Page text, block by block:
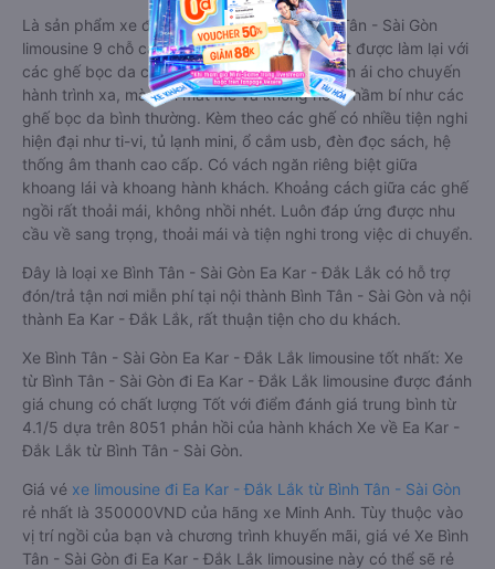
Là sản phẩm xe đi Ea Kar - Đắk Lắk từ Bình Tân - Sài Gòn
limousine 9 chỗ cải tiến từ xe 16 chỗ. Nội thất được làm lại với
các ghế bọc da chuẩn Châu Âu, không chỉ êm ái cho chuyến
hành trình xa, mà còn mát mẻ và không hề bị hầm bí như các
ghế bọc da bình thường. Kèm theo các ghế có nhiều tiện nghi
hiện đại như ti-vi, tủ lạnh mini, ổ cắm usb, đèn đọc sách, hệ
thống âm thanh cao cấp. Có vách ngăn riêng biệt giữa
khoang lái và khoang hành khách. Khoảng cách giữa các ghế
ngồi rất thoải mái, không nhồi nhét. Luôn đáp ứng được nhu
cầu về sang trọng, thoải mái và tiện nghi trong việc di chuyển.
Đây là loại xe Bình Tân - Sài Gòn Ea Kar - Đắk Lắk có hỗ trợ
đón/trả tận nơi miễn phí tại nội thành Bình Tân - Sài Gòn và nội
thành Ea Kar - Đắk Lắk, rất thuận tiện cho du khách.
Xe Bình Tân - Sài Gòn Ea Kar - Đắk Lắk limousine tốt nhất: Xe
từ Bình Tân - Sài Gòn đi Ea Kar - Đắk Lắk limousine được đánh
giá chung có chất lượng Tốt với điểm đánh giá trung bình từ
4.1/5 dựa trên 8051 phản hồi của hành khách Xe về Ea Kar -
Đắk Lắk từ Bình Tân - Sài Gòn.
Giá vé xe limousine đi Ea Kar - Đắk Lắk từ Bình Tân - Sài Gòn
rẻ nhất là 350000VND của hãng xe Minh Anh. Tùy thuộc vào
vị trí ngồi của bạn và chương trình khuyến mãi, giá vé Xe Bình
Tân - Sài Gòn đi Ea Kar - Đắk Lắk limousine này có thể sẽ rẻ